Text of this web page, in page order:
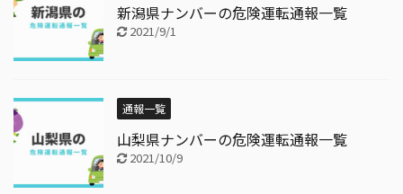
新潟県ナンバーの危険運転通報一覧
2021/9/1
通報一覧
山梨県ナンバーの危険運転通報一覧
2021/10/9